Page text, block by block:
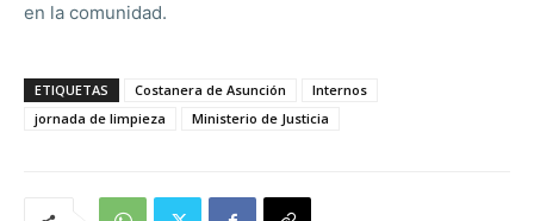
en la comunidad.
ETIQUETAS Costanera de Asunción
Internos
jornada de limpieza
Ministerio de Justicia